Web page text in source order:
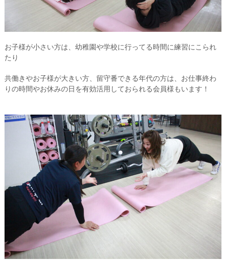
お子様が小さい方は、幼稚園や学校に行ってる時間に練習にこられ
たり
共働きやお子様が大きい方、留守番できる年代の方は、お仕事終わ
りの時間やお休みの日を有効活用しておられる会員様もいます！